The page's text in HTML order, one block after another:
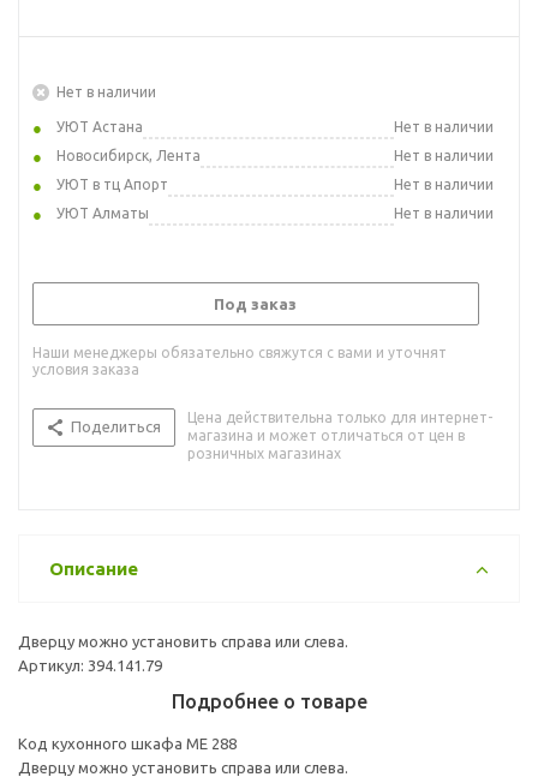
Нет в наличии
УЮТ Астана
Нет в наличии
Новосибирск, Лента
Нет в наличии
УЮТ в тц Апорт
Нет в наличии
УЮТ Алматы
Нет в наличии
Под заказ
Наши менеджеры обязательно свяжутся с вами и уточнят
условия заказа
Поделиться
Цена действительна только для интернет-
магазина и может отличаться от цен в
розничных магазинах
Описание
Дверцу можно установить справа или слева.
Артикул: 394.141.79
Подробнее о товаре
Код кухонного шкафа ME 288
Дверцу можно установить справа или слева.